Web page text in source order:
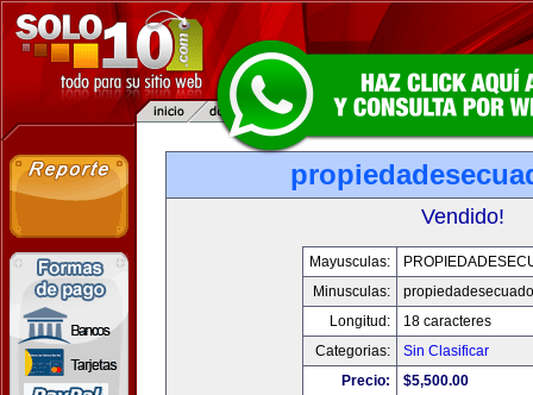
Vendido!
Mayusculas:
Minusculas:
Longitud:
18 caracteres
Categorias:
Sin Clasificar
Precio:
$5,500.00